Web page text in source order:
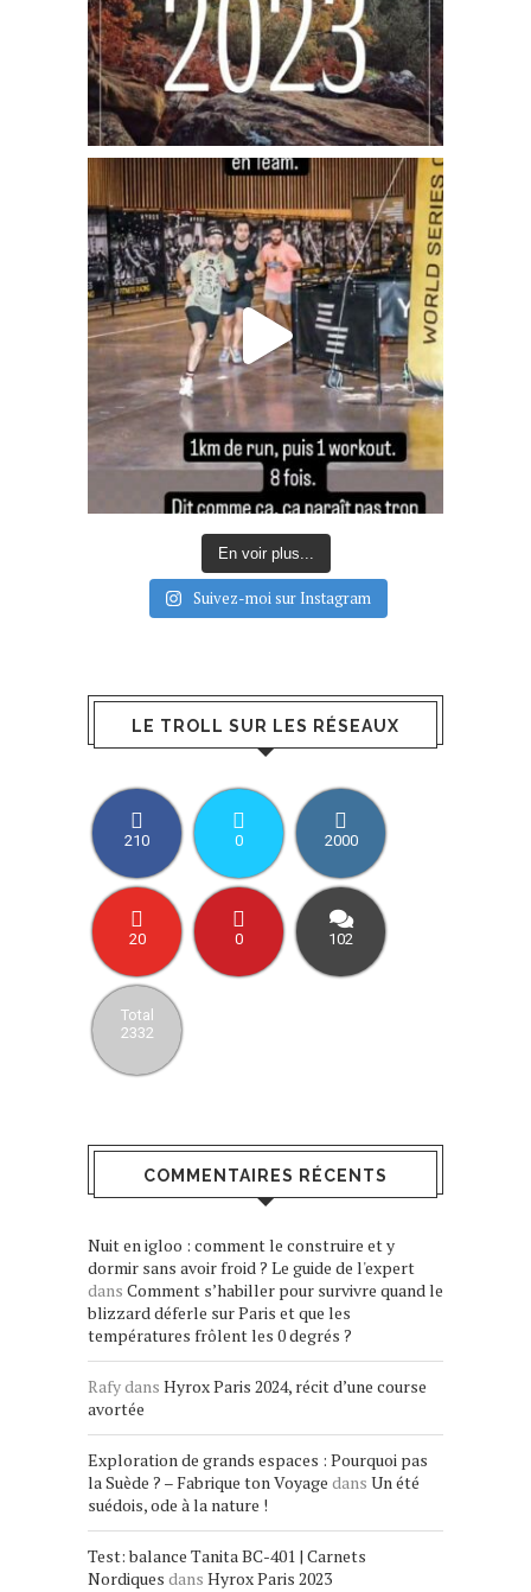
En voir plus...
Suivez-moi sur Instagram
LE TROLL SUR LES RÉSEAUX
210 0 2000
20 0 102
Total
2332
COMMENTAIRES RÉCENTS
Nuit en igloo : comment le construire et y
dormir sans avoir froid ? Le guide de l'expert
dans Comment s’habiller pour survivre quand le
blizzard déferle sur Paris et que les
températures frôlent les 0 degrés ?
Rafydans Hyrox Paris 2024, récit d’une course
avortée
Exploration de grands espaces : Pourquoi pas
la Suède ? – Fabrique ton Voyage dans Un été
suédois, ode à la nature !
Test: balance Tanita BC-401 | Carnets
Nordiques dans Hyrox Paris 2023